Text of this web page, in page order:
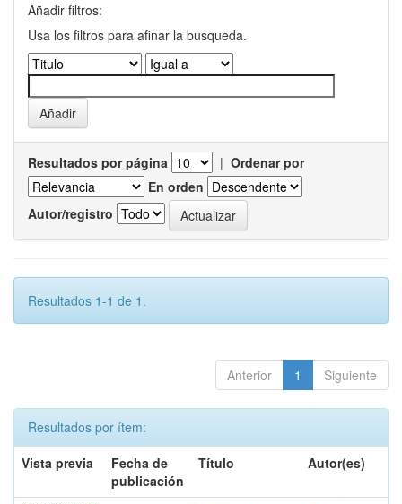
Añadir filtros:
Usa los filtros para afinar la busqueda.
Resultados por página | Ordenar por
En orden
Autor/registro
Resultados 1-1 de 1.
Anterior 1 Siguiente
Resultados por ítem:
Vista previa
Fecha de
publicación
Título Autor(es)